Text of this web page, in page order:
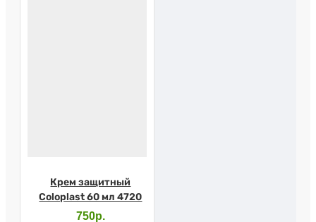
Крем защитный
Coloplast 60 мл 4720
750р.